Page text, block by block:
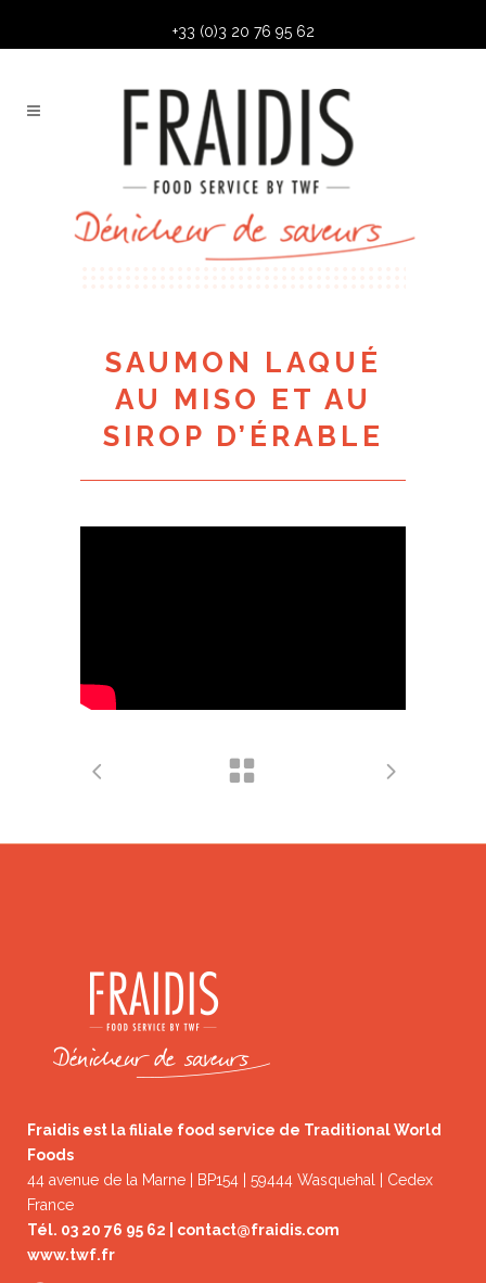
+33 (0)3 20 76 95 62
SAUMON LAQUÉ
AU MISO ET AU
SIROP D’ÉRABLE
Fraidis est la filiale food service de Traditional World
Foods
44 avenue de la Marne | BP154 | 59444 Wasquehal | Cedex
France
Tél. 03 20 76 95 62 | contact@fraidis.com
www.twf.fr